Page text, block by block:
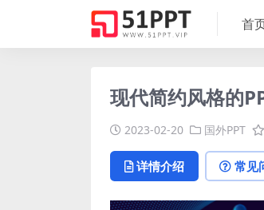
首
现代简约风格的
2023-02-20 国外PPT
详情介绍 常见